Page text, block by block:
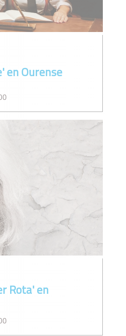
en Ourense
Rota' en